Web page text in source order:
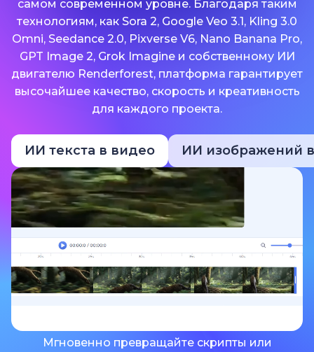
самом современном уровне. Благодаря таким
технологиям, как Sora 2, Google Veo 3.1, Kling 3.0
Omni, Seedance 2.0, Pixverse V6, Nano Banana Pro,
GPT Image 2, Grok Imagine и собственному ИИ
двигателю Renderforest, платформа гарантирует
высочайшее качество, скорость и креативность
для каждого проекта.
ИИ текста в видео ИИ изображений
Мгновенно превращайте скрипты или